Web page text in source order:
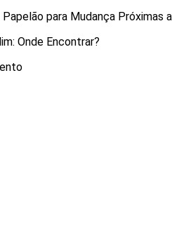
para Mudança Próximas
Onde Encontrar?